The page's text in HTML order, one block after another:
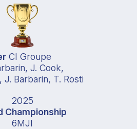
CI Groupe
J. Cook,
J. Barbarin, T. Rosti
2025
Championship
6MJI